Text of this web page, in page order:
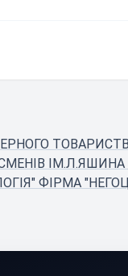
ІМ.Л.ЯШИНА
ФІРМА